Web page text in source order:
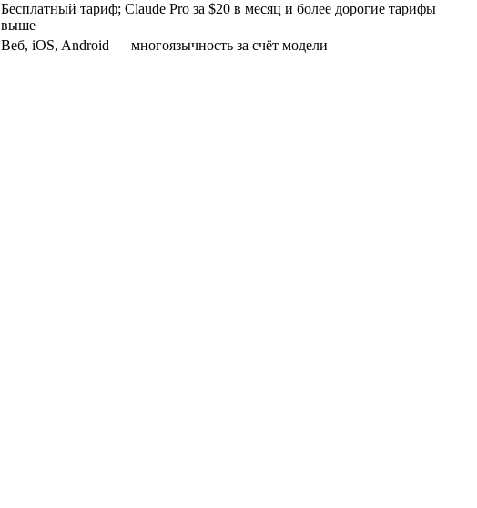
Бесплатный тариф; Claude Pro за $20 в месяц и более дорогие тарифы
выше
Веб, iOS, Android — многоязычность за счёт модели